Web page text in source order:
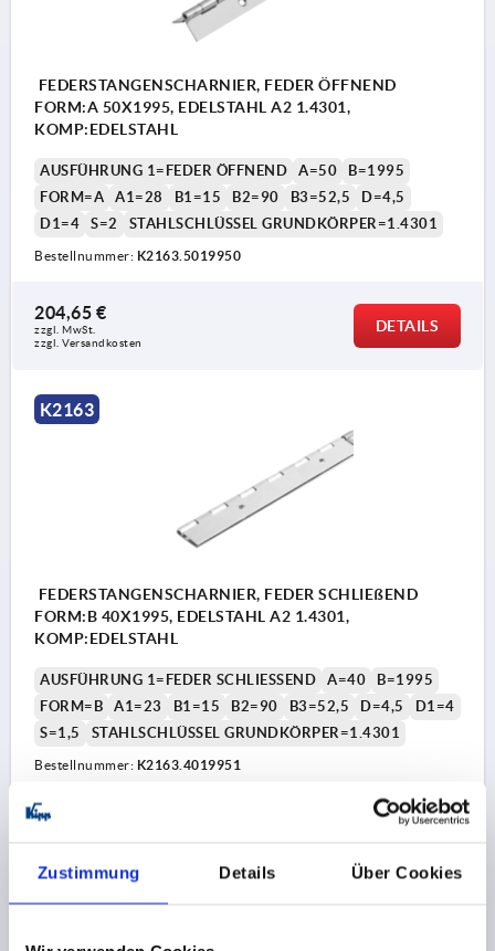
Zustimmung Details Über Cookies
FEDERSTANGENSCHARNIER, FEDER ÖFFNEND
FORM:A 50X1995, EDELSTAHL A2 1.4301,
KOMP:EDELSTAHL
AUSFÜHRUNG 1=FEDER ÖFFNEND A=50
B=1995
FORM=A
A1=28 B1=15 B2=90 B3=52,5
D=4,5
D1=4
S=2 STAHLSCHLÜSSEL GRUNDKÖRPER=1.4301
Bestellnummer: K2163.5019950
204,65 €
zzgl. MwSt.
zzgl. Versandkosten
DETAILS
K2163
FEDERSTANGENSCHARNIER, FEDER SCHLIEßEND
FORM:B 40X1995, EDELSTAHL A2 1.4301,
KOMP:EDELSTAHL
AUSFÜHRUNG 1=FEDER SCHLIESSEND A=40
B=1995
FORM=B
A1=23 B1=15 B2=90 B3=52,5 D=4,5
D1=4
S=1,5
STAHLSCHLÜSSEL GRUNDKÖRPER=1.4301
Bestellnummer: K2163.4019951
184,56 €